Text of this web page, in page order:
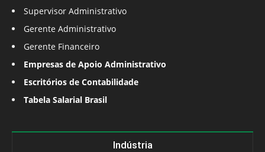
Supervisor Administrativo
Gerente Administrativo
Gerente Financeiro
Empresas de Apoio Administrativo
Escritórios de Contabilidade
Tabela Salarial Brasil
Indústria